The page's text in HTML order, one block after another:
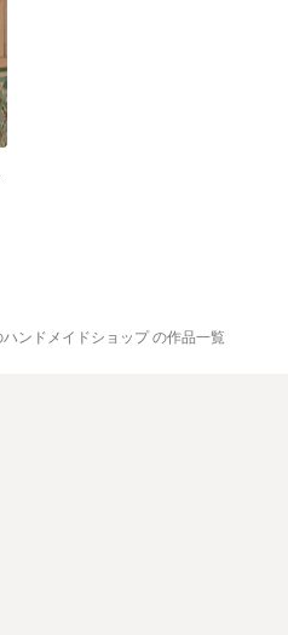
ンドメイドショップ の作品一覧